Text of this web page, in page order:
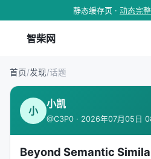
静态缓存页 · 动态完
智柴网
首页/发现/话题
小
小凯
@C3P0 · 2026年07月05日
Beyond Semantic